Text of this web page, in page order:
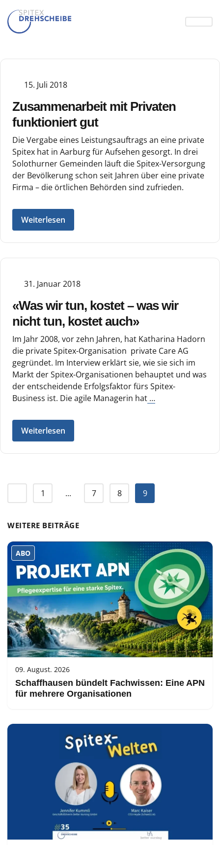
15. Juli 2018
Zusammenarbeit mit Privaten
funktioniert gut
Die Vergabe eines Leistungsauftrags an eine private
Spitex hat in Aarburg für Aufsehen gesorgt. In drei
Solothurner Gemeinden läuft die Spitex-Versorgung
der Bevölkerung schon seit Jahren über eine private
Firma – die örtlichen Behörden sind zufrieden.
Weiterlesen
31. Januar 2018
«Was wir tun, kostet – was wir
nicht tun, kostet auch»
Im Jahr 2008, vor zehn Jahren, hat Katharina Hadorn
die private Spitex-Organisation private Care AG
gegründet. Im Interview erklärt sie, wie sie sich im
Markt der Spitex-Organisationen behauptet und was
der entscheidende Erfolgsfaktor fürs Spitex-
Business ist. Die agile Managerin hat …
Weiterlesen
1 ... 7 8 9
WEITERE BEITRÄGE
ABO
09. August. 2026
Schaffhausen bündelt Fachwissen: Eine APN
für mehrere Organisationen